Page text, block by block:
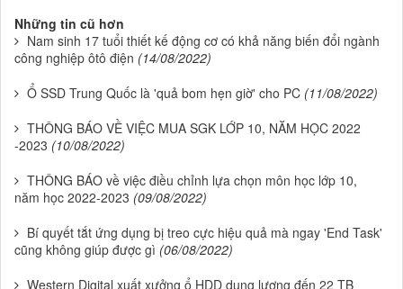
Những tin cũ hơn
Nam sinh 17 tuổi thiết kế động cơ có khả năng biến đổi ngành
công nghiệp ôtô điện (14/08/2022)
Ổ SSD Trung Quốc là 'quả bom hẹn giờ' cho PC (11/08/2022)
THÔNG BÁO VỀ VIỆC MUA SGK LỚP 10, NĂM HỌC 2022
-2023 (10/08/2022)
THÔNG BÁO về việc điều chỉnh lựa chọn môn học lớp 10,
năm học 2022-2023 (09/08/2022)
Bí quyết tắt ứng dụng bị treo cực hiệu quả mà ngay 'End Task'
cũng không giúp được gì (06/08/2022)
Western Digital xuất xưởng ổ HDD dung lượng đến 22 TB